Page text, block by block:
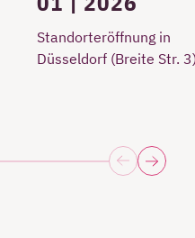
Standorteröffnung in
Düsseldorf (Breite Str.